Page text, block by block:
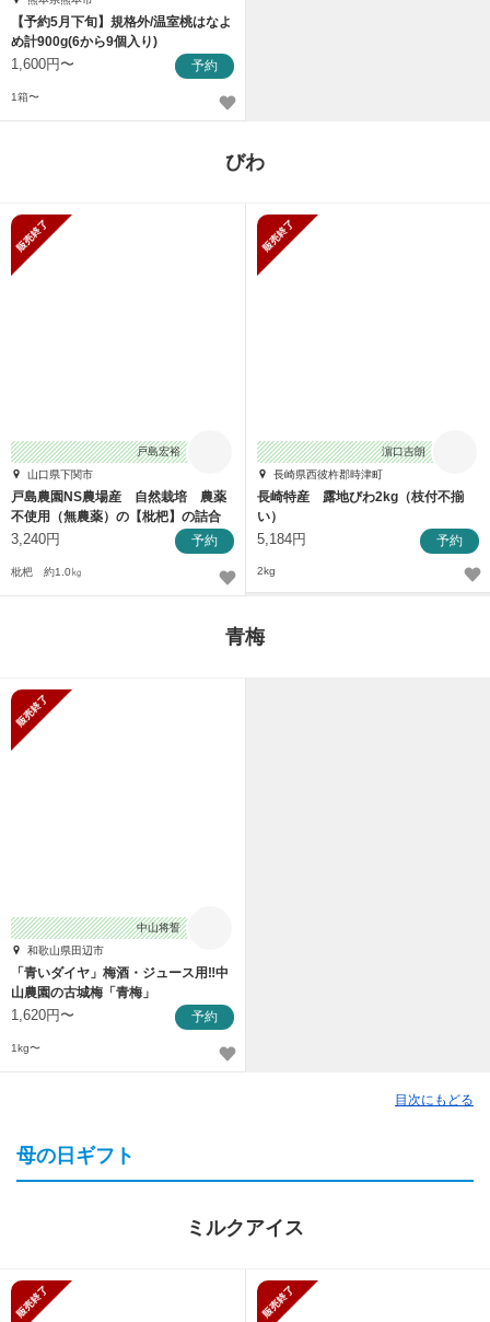
【予約5月下旬】規格外/温室桃はなよ
め計900g(6から9個入り)
1,600円〜 予約
1箱〜
びわ
戸島宏裕
山口県下関市
戸島農園NS農場産 自然栽培 農薬
不使用（無農薬）の【枇杷】の詰合
せ！
3,240円 予約
枇杷 約1.0㎏
濵口吉朗
長崎県西彼杵郡時津町
長崎特産 露地びわ2kg（枝付不揃
い）
5,184円 予約
2kg
青梅
中山将誓
和歌山県田辺市
「青いダイヤ」梅酒・ジュース用‼︎中
山農園の古城梅「青梅」
1,620円〜 予約
1kg〜
目次にもどる
母の日ギフト
ミルクアイス